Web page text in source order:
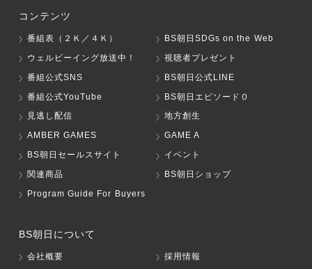
コンテンツ
番組表（２Ｋ／４Ｋ）
BS朝日SDGs on the Web
ウェルビーイング放送中！
視聴者プレゼント
番組公式SNS
BS朝日公式LINE
番組公式YouTube
BS朝日エピソード０
見逃し配信
地方創生
AMBER GAMES
GAME A
BS朝日セールスサイト
イベント
関連商品
BS朝日ショップ
Program Guide For Buyers
BS朝日について
会社概要
採用情報